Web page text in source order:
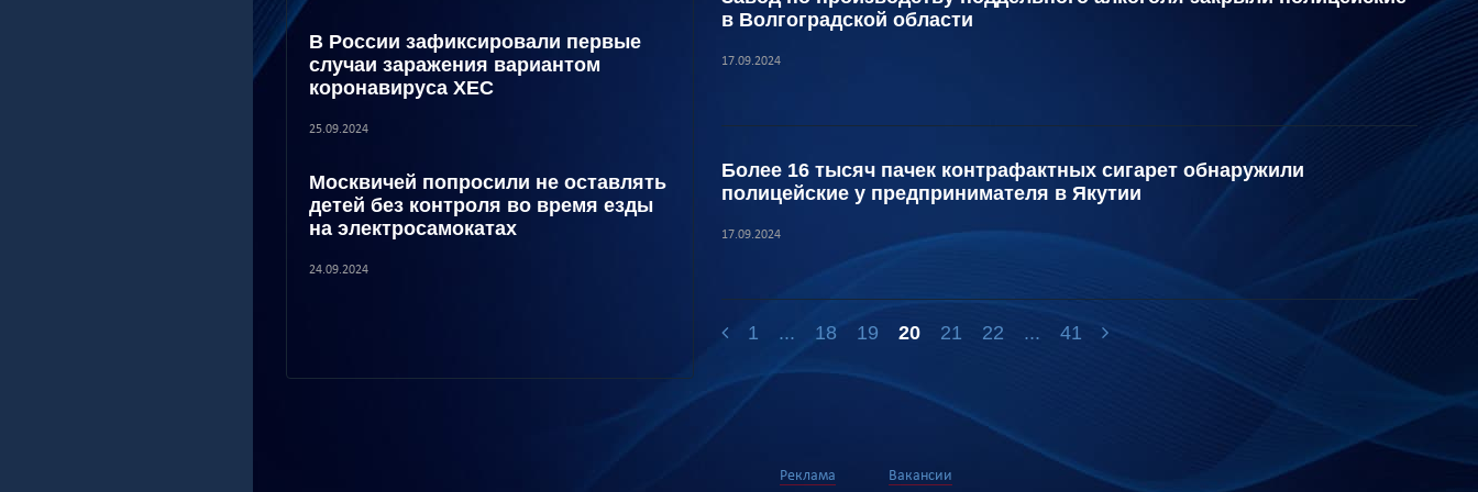
В России зафиксировали первые
случаи заражения вариантом
коронавируса XEC
25.09.2024
Москвичей попросили не оставлять
детей без контроля во время езды
на электросамокатах
24.09.2024
в Волгоградской области
17.09.2024
Более 16 тысяч пачек контрафактных сигарет обнаружили
полицейские у предпринимателя в Якутии
17.09.2024
1 ... 18 19 20 21 22 ... 41
Реклама Вакансии